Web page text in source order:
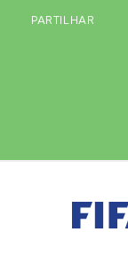
PARTILHAR